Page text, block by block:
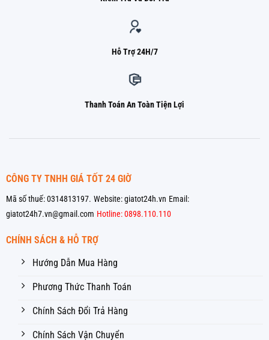
Hỗ Trợ 24H/7
Thanh Toán An Toàn Tiện Lợi
CÔNG TY TNHH GIÁ TỐT 24 GIỜ
Mã số thuế: 0314813197. Website: giatot24h.vn Email:
giatot24h7.vn@gmail.com Hotline: 0898.110.110
CHÍNH SÁCH & HỖ TRỢ
Hướng Dẫn Mua Hàng
Phương Thức Thanh Toán
Chính Sách Đổi Trả Hàng
Chính Sách Vận Chuyển